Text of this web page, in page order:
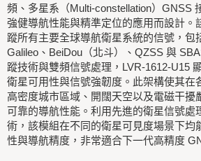
頻、多星系（Multi-constellation）GNSS
強健導航性能與精準定位的應用而設計。
蹤所有主要全球導航衛星系統的信號，包
Galileo、BeiDou（北斗）、QZSS 與
蹤技術與雙頻信號處理，LVR-1612-U15
衛星可用性與信號強韌度。此架構使其在
高密度城市區域、開闊天空以及電磁干擾
可靠的導航性能。利用先進的衛星信號處
術，該模組在不同的衛星可見度場景下均
性與導航精度，非常適合下一代高精度